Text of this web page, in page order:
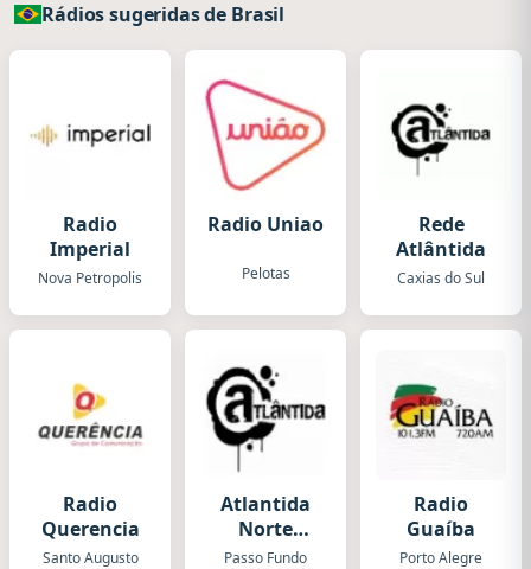
Rádios sugeridas de Brasil
Radio
Imperial
Nova Petropolis
Radio Uniao
Pelotas
Rede
Atlântida
Caxias do Sul
Radio
Querencia
Santo Augusto
Atlantida
Norte
Gaucho
Passo Fundo
Radio
Guaíba
Porto Alegre